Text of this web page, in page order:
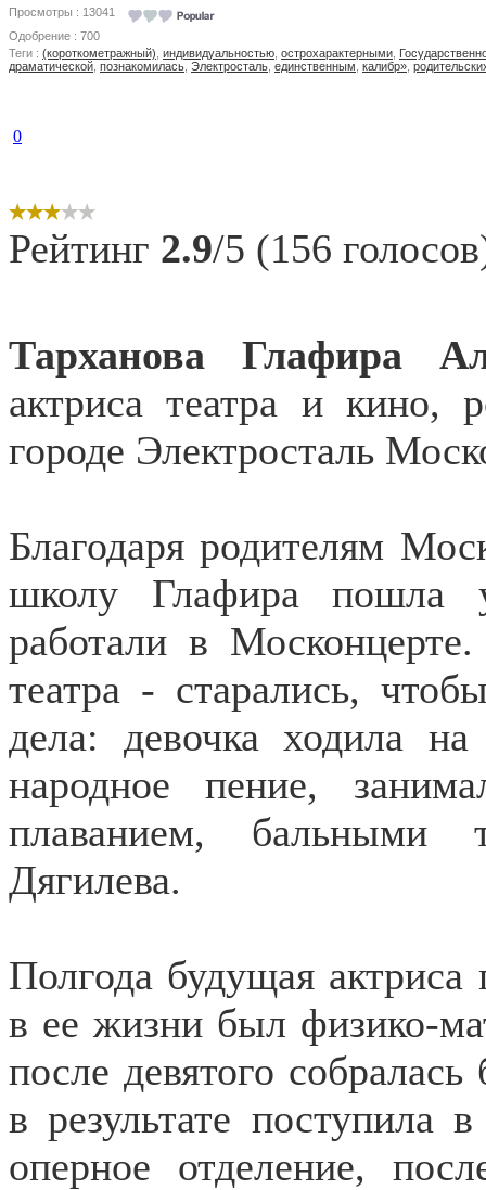
Просмотры : 13041
Одобрение : 700
Теги : (короткометражный) индивидуальностью острохарактерными
драматической познакомилась Электросталь единственным калибр»
0
Рейтинг 2.9/5 (156
Тарханова Глафира
актриса театра и кино,
городе Электросталь
Благодаря родителям
школу Глафира пошла
работали в
театра - старались,
дела: девочка ходила
народное пение,
плаванием,
Дягилева.
Полгода будущая
в ее жизни был физико-
после девятого
в результате
оперное отделение,